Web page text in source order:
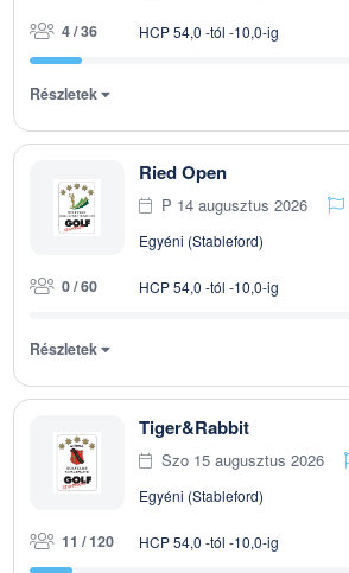
4 / 36 HCP 54,0 -tól -10,0-ig
Részletek
Ried Open
P 14 augusztus 2026
Egyéni (Stableford)
0 / 60 HCP 54,0 -tól -10,0-ig
Részletek
Tiger&Rabbit
Szo 15 augusztus 2026
Egyéni (Stableford)
11 / 120 HCP 54,0 -tól -10,0-ig